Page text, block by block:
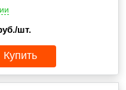
шт.
Купить